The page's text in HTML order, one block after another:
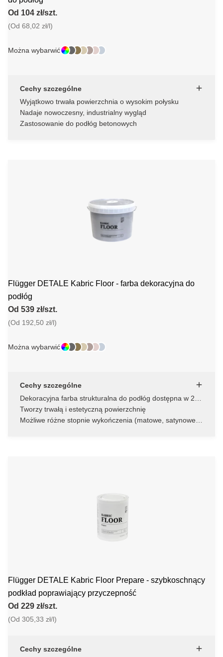
Od 104 zł/szt.
(Od 68,02 zł/l)
Można wybarwić
Cechy szczególne
Wyjątkowo trwała powierzchnia o wysokim połysku
Nadaje nowoczesny, industrialny wygląd
Zastosowanie do podłóg betonowych
Flügger DETALE Kabric Floor - farba dekoracyjna do
podłóg
Od 539 zł/szt.
(Od 192,50 zł/l)
Można wybarwić
Cechy szczególne
Dekoracyjna farba strukturalna do podłóg dostępna w 25
kolorach
Tworzy trwałą i estetyczną powierzchnię
Możliwe różne stopnie wykończenia (matowe, satynowe
Flügger DETALE Kabric Floor Prepare - szybkoschnący
podkład poprawiający przyczepność
Od 229 zł/szt.
(Od 305,33 zł/l)
Cechy szczególne